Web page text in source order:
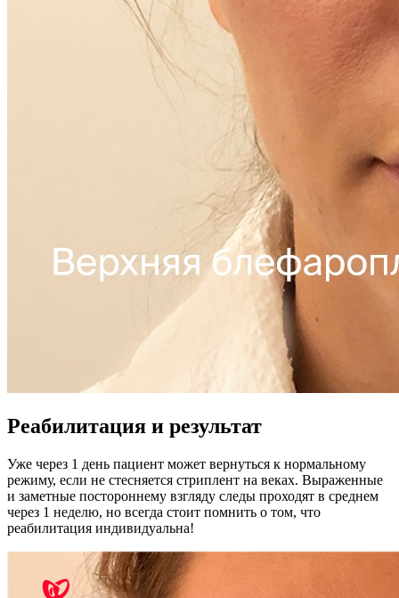
Реабилитация и результат
Уже через 1 день пациент может вернуться к нормальному
режиму, если не стесняется стриплент на веках. Выраженные
и заметные постороннему взгляду следы проходят в среднем
через 1 неделю, но всегда стоит помнить о том, что
реабилитация индивидуальна!